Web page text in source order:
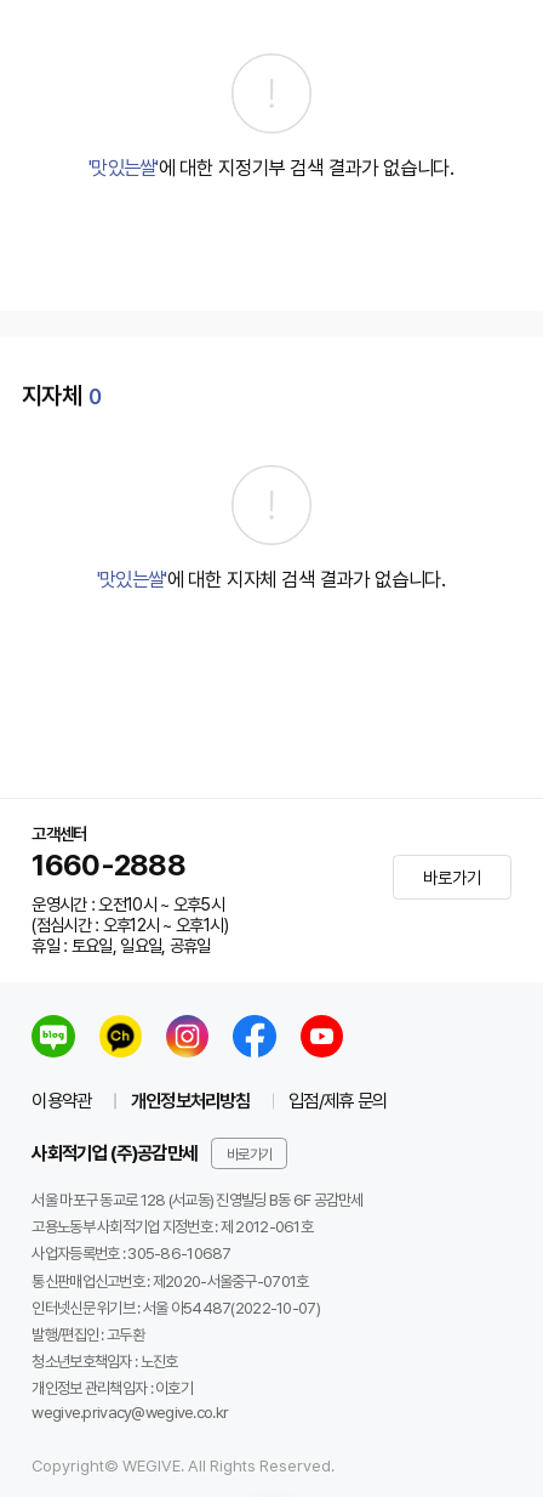
'맛있는쌀'에 대한 지정기부 검색 결과가 없습니다.
지자체 0
'맛있는쌀'에 대한 지자체 검색 결과가 없습니다.
고객센터
1660-2888
운영시간 : 오전10시 ~ 오후5시
(점심시간 : 오후12시 ~ 오후1시)
휴일 : 토요일, 일요일, 공휴일
바로가기
이용약관 개인정보처리방침 입점/제휴 문의
사회적기업 (주)공감만세 바로가기
서울 마포구 동교로 128 (서교동) 진영빌딩 B동 6F 공감만세
고용노동부 사회적기업 지정번호 : 제 2012-061호
사업자등록번호 :305-86-10687
통신판매업신고번호 :제2020-서울중구-0701호
인터넷신문 위기브 :서울 아54487(2022-10-07)
발행/편집인 :고두환
청소년보호책임자 :노진호
개인정보 관리책임자 :이호기
wegive.privacy@wegive.co.kr
Copyright© WEGIVE. All Rights Reserved.